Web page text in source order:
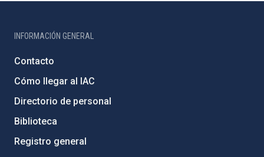
INFORMACIÓN GENERAL
Contacto
Cómo llegar al IAC
Directorio de personal
Biblioteca
Registro general